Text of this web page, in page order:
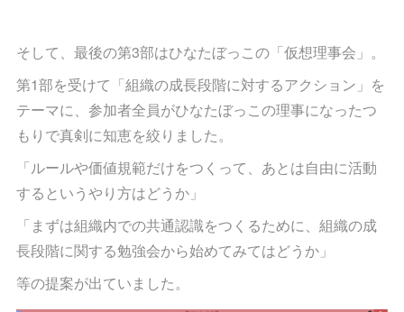
そして、最後の第3部はひなたぼっこの「仮想理事会」。
第1部を受けて「組織の成長段階に対するアクション」を
テーマに、参加者全員がひなたぼっこの理事になったつ
もりで真剣に知恵を絞りました。
「ルールや価値規範だけをつくって、あとは自由に活動
するというやり方はどうか」
「まずは組織内での共通認識をつくるために、組織の成
長段階に関する勉強会から始めてみてはどうか」
等の提案が出ていました。